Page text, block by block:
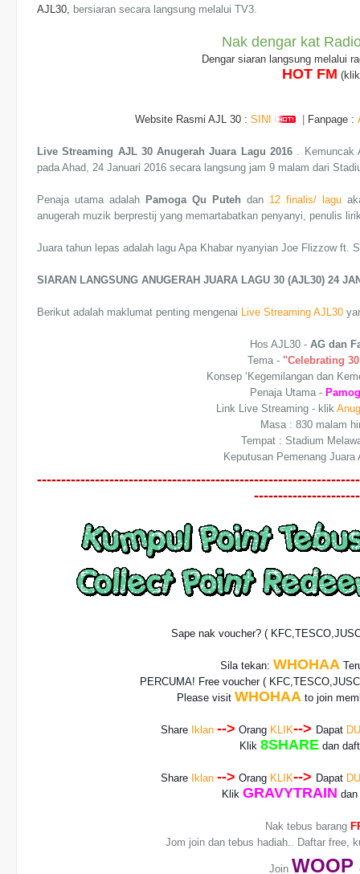
AJL30, bersiaran secara langsung melalui TV3.
Nak dengar kat
Dengar siaran langsung melalui
HOT FM
Website Rasmi AJL 30 : SINI Fanpage :
Live Streaming AJL 30 Anugerah Juara Lagu 2016 . Kemuncak
pada Ahad, 24 Januari 2016 secara langsung jam 9 malam dari
Penaja utama adalah Pamoga Qu Puteh dan 12 finalis/ lagu
anugerah muzik berprestij yang memartabatkan penyanyi, penulis
Juara tahun lepas adalah lagu Apa Khabar nyanyian Joe Flizzow ft.
SIARAN LANGSUNG ANUGERAH JUARA LAGU 30 (AJL30) 24
Berikut adalah maklumat penting mengenai Live Streaming AJL30
Hos AJL30 - AG dan
Tema - "Celebrating
Konsep ‘Kegemilangan dan
Penaja Utama -
Link Live Streaming - klik
Masa : 830 malam
Tempat : Stadium
Keputusan Pemenang
Sape nak voucher? (
Sila tekan: WHOHAA
PERCUMA! Free voucher(
Please visitWHOHAA to join
Share Iklan --> Orang KLIK--> Dapat
Klik8SHARE dan
Share Iklan --> Orang KLIK--> Dapat
Klik GRAVYTRAIN
Nak tebus barang
Jom join dan tebus hadiah.. Daftar free,
Join WOOP